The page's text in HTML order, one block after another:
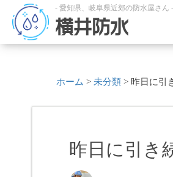
- 愛知県、岐阜県近郊の防水屋さん -
横井防水
ホーム > 未分類 > 昨日に引
昨日に引き